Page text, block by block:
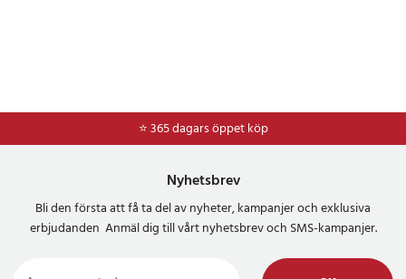
⭐ 365 dagars öppet köp
⭐Frakt 49kr *
Nyhetsbrev
Bli den första att få ta del av nyheter, kampanjer och exklusiva
erbjudanden Anmäl dig till vårt nyhetsbrev och SMS-kampanjer.